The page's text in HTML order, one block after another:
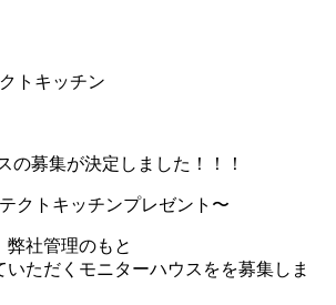
トキッチン
の募集が決定しました！！！
クトキッチンプレゼント〜
弊社管理のもと
いただくモニターハウスをを募集しま